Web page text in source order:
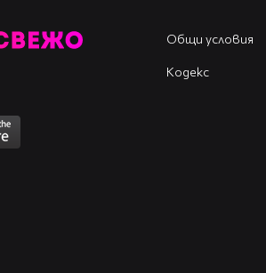
Общи условия
Кодекс